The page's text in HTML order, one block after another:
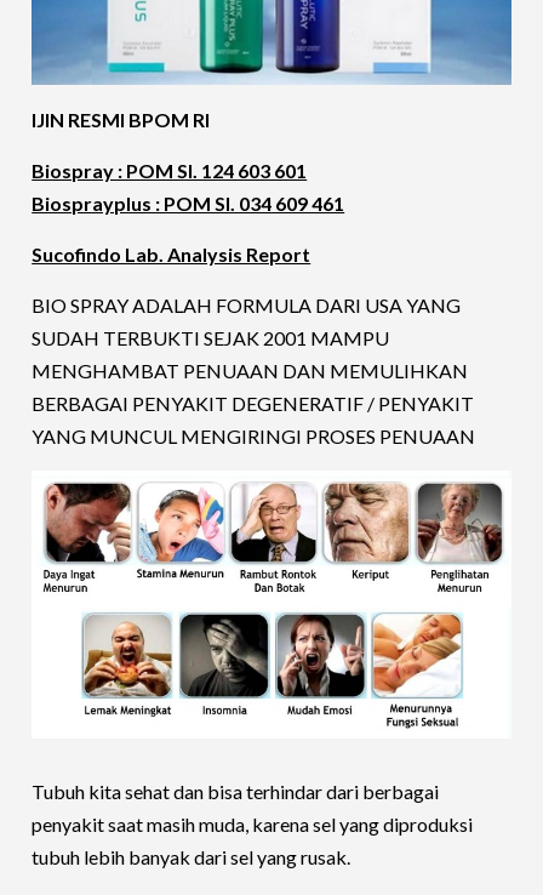
IJIN RESMI BPOM RI
Biospray : POM SI. 124 603 601
Biosprayplus : POM SI. 034 609 461
Sucofindo Lab. Analysis Report
BIO SPRAY ADALAH FORMULA DARI USA YANG
SUDAH TERBUKTI SEJAK 2001 MAMPU
MENGHAMBAT PENUAAN DAN MEMULIHKAN
BERBAGAI PENYAKIT DEGENERATIF / PENYAKIT
YANG MUNCUL MENGIRINGI PROSES PENUAAN
Tubuh kita sehat dan bisa terhindar dari berbagai
penyakit saat masih muda, karena sel yang diproduksi
tubuh lebih banyak dari sel yang rusak.